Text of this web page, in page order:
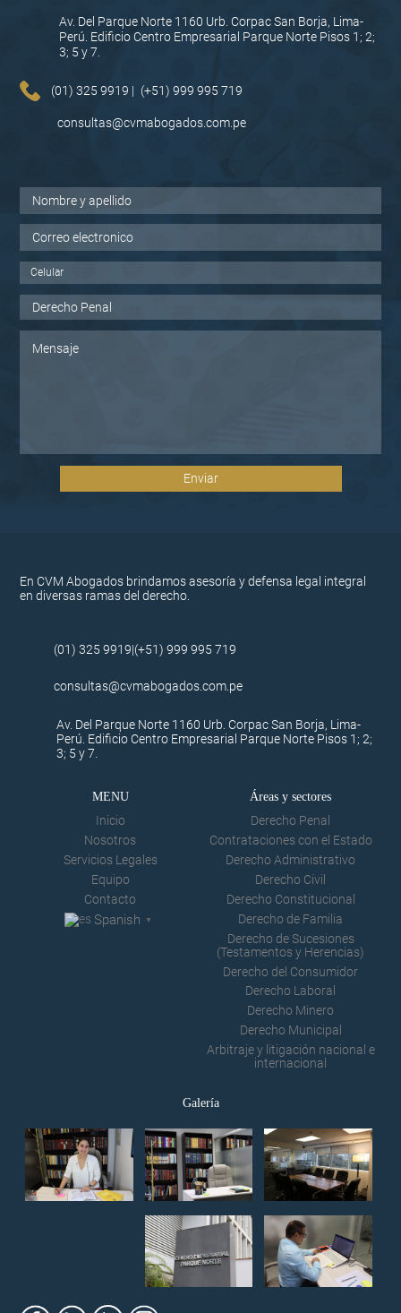
Consultas Urgentes en
Derecho Civil: Personas,
bienes, sucesiones,
testamentos y herencias.
Consultas Urgentes en
Av. Del Parque Norte 1160 Urb. Corpac San Borja, Lima-
Perú. Edificio Centro Empresarial Parque Norte Pisos 1; 2;
3; 5 y 7.
(01) 325 9919 | (+51) 999 995 719
consultas@cvmabogados.com.pe
En CVM Abogados brindamos asesoría y defensa legal integral
en diversas ramas del derecho.
(01) 325 9919|(+51) 999 995 719
consultas@cvmabogados.com.pe
Av. Del Parque Norte 1160 Urb. Corpac San Borja, Lima-
Perú. Edificio Centro Empresarial Parque Norte Pisos 1; 2;
3; 5 y 7.
MENU
Inicio
Nosotros
Servicios Legales
Equipo
Contacto
Spanish ▼
Áreas y sectores
Derecho Penal
Contrataciones con el Estado
Derecho Administrativo
Derecho Civil
Derecho Constitucional
Derecho de Familia
Derecho de Sucesiones
(Testamentos y Herencias)
Derecho del Consumidor
Derecho Laboral
Derecho Minero
Derecho Municipal
Arbitraje y litigación nacional e
internacional
Galería